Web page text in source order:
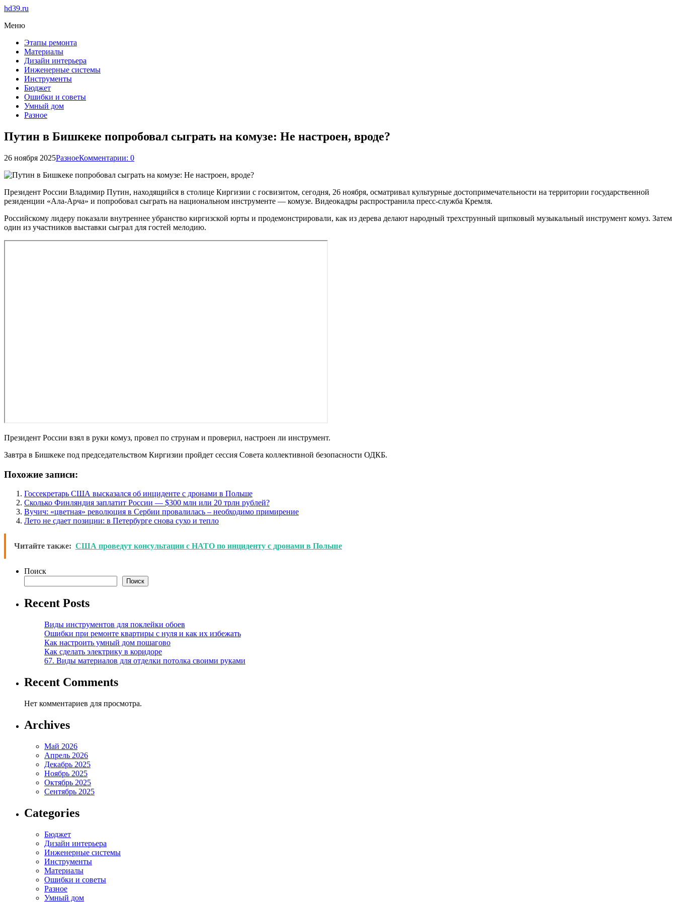
hd39.ru
Меню
Этапы ремонта
Материалы
Дизайн интерьера
Инженерные системы
Инструменты
Бюджет
Ошибки и советы
Умный дом
Разное
Путин в Бишкеке попробовал сыграть на комузе: Не настроен, вроде?
26 ноября 2025РазноеКомментарии: 0
Президент России Владимир Путин, находящийся в столице Киргизии с госвизитом, сегодня, 26 ноября, осматривал культурные достопримечательности на территории государственной
резиденции «Ала-Арча» и попробовал сыграть на национальном инструменте — комузе. Видеокадры распространила пресс-служба Кремля.
Российскому лидеру показали внутреннее убранство киргизской юрты и продемонстрировали, как из дерева делают народный трехструнный щипковый музыкальный инструмент комуз. Затем
один из участников выставки сыграл для гостей мелодию.
Президент России взял в руки комуз, провел по струнам и проверил, настроен ли инструмент.
Завтра в Бишкеке под председательством Киргизии пройдет сессия Совета коллективной безопасности ОДКБ.
Похожие записи:
Госсекретарь США высказался об инциденте с дронами в Польше
Сколько Финляндия заплатит России — $300 млн или 20 трлн рублей?
Вучич: «цветная» революция в Сербии провалилась – необходимо примирение
Лето не сдает позиции: в Петербурге снова сухо и тепло
Читайте также: США проведут консультации с НАТО по инциденту с дронами в Польше
Поиск
Поиск
Recent Posts
Виды инструментов для поклейки обоев
Ошибки при ремонте квартиры с нуля и как их избежать
Как настроить умный дом пошагово
Как сделать электрику в коридоре
67. Виды материалов для отделки потолка своими руками
Recent Comments
Нет комментариев для просмотра.
Archives
Май 2026
Апрель 2026
Декабрь 2025
Ноябрь 2025
Октябрь 2025
Сентябрь 2025
Categories
Бюджет
Дизайн интерьера
Инженерные системы
Инструменты
Материалы
Ошибки и советы
Разное
Умный дом